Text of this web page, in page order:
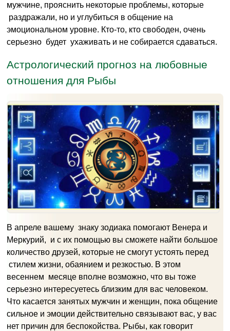
мужчине, прояснить некоторые проблемы, которые
раздражали, но и углубиться в общение на
эмоциональном уровне. Кто-то, кто свободен, очень
серьезно будет ухаживать и не собирается сдаваться.
Астрологический прогноз на любовные
отношения для Рыбы
В апреле вашему знаку зодиака помогают Венера и
Меркурий, и с их помощью вы сможете найти большое
количество друзей, которые не смогут устоять перед
стилем жизни, обаянием и резкостью. В этом
весеннем месяце вполне возможно, что вы тоже
серьезно интересуетесь близким для вас человеком.
Что касается занятых мужчин и женщин, пока общение
сильное и эмоции действительно связывают вас, у вас
нет причин для беспокойства. Рыбы, как говорит